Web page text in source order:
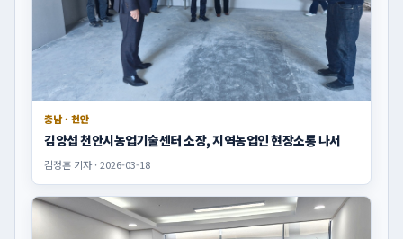
충남 · 천안
김양섭 천안시농업기술센터 소장, 지역농업인 현장소통 나서
김정훈 기자 · 2026-03-18